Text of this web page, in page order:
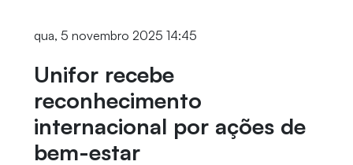
qua, 5 novembro 2025 14:45
Unifor recebe
reconhecimento
internacional por ações de
bem-estar